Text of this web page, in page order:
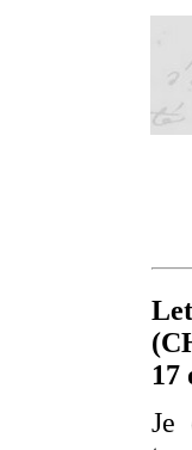
17
Je